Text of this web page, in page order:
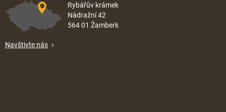
Rybářův krámek
Nádražní 42
564 01 Žamberk
Navštivte nás